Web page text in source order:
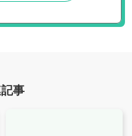
事